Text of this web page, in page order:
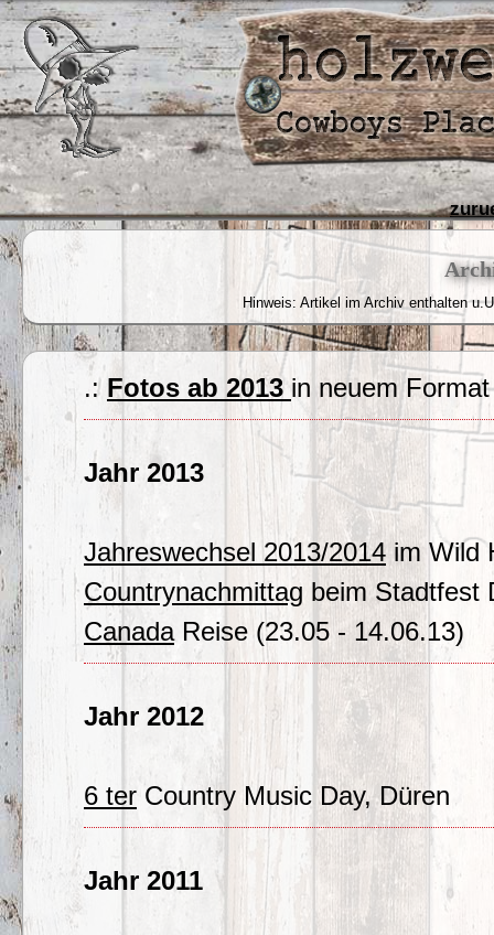
Hinweis: Artikel im Archiv enthalten
.: Fotos ab 2013 in neuem
Jahr 2013
Jahreswechsel 2013/2014 im Wild
Countrynachmittag beim Stadtfest
CanadaReise (23.05 - 14.06.13)
Jahr 2012
6 ter Country Music Day, Düren
Jahr 2011